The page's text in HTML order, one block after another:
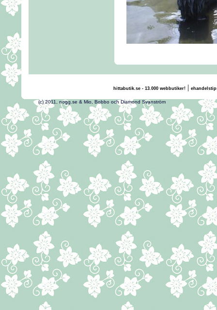
hittabutik.se - 13.000 webbutiker!|
(c) 2011, nogg.se & Mio, Bobbo och Diamond